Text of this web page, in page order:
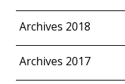
Archives 2018
Archives 2017